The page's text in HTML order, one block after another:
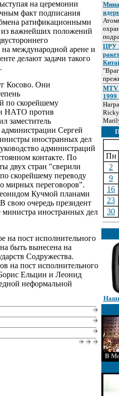
на церемонии
факт подписания
ратификационными
важнейших положений
на международной арене и
делают задачи такого
Косово. Они
по скорейшему
НАТО против
заместитель
администрации Сергей
иностранных дел
администраций
контакте. По
двух стран "сверили
скорейшему переводу
мирных переговоров".
Кучмой планами
свою очередь президент
министра иностранных дел
на пост исполнительного
быть вынесена на
Содружества.
на пост исполнительного
Ельцин и Леонид
неформальной
ЦРУ
MTV
1999
Пн
2
9
16
23
30
В